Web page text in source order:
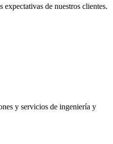
de nuestros clientes.
y servicios de ingeniería y